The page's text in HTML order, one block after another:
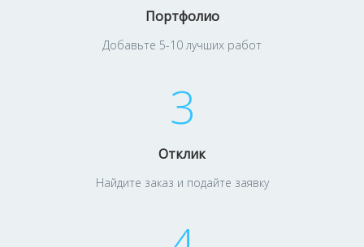
Портфолио
Добавьте 5-10 лучших работ
3
Отклик
Найдите заказ и подайте заявку